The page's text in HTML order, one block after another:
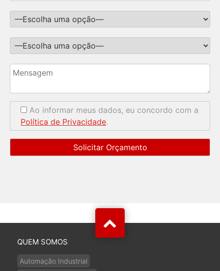
Ao informar meus dados, eu concordo com a
Política de Privacidade.
QUEM SOMOS
Automação Industrial